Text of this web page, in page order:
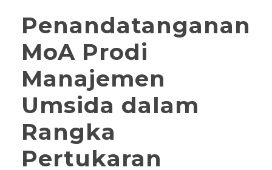
Penandatanganan
MoA Prodi
Manajemen
Umsida dalam
Rangka
Pertukaran